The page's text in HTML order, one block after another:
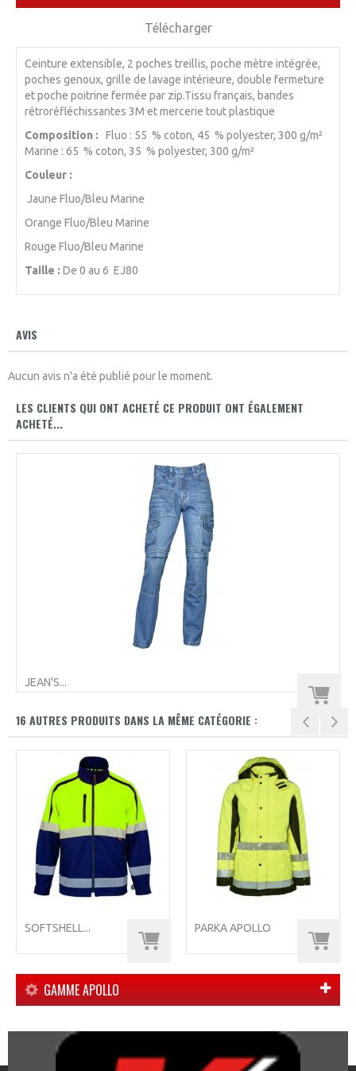
Télécharger
Ceinture extensible, 2 poches treillis, poche mètre intégrée,
poches genoux, grille de lavage intérieure, double fermeture
et poche poitrine fermée par zip.Tissu français, bandes
rétroréfléchissantes 3M et mercerie tout plastique
Composition :
Fluo : 55 % coton, 45 % polyester, 300 g/m²
Marine : 65 % coton, 35 % polyester, 300 g/m²
Couleur :
Jaune Fluo/Bleu Marine
Orange Fluo/Bleu Marine
Rouge Fluo/Bleu Marine
Taille : De 0 au 6 EJ80
AVIS
Aucun avis n'a été publié pour le moment.
LES CLIENTS QUI ONT ACHETÉ CE PRODUIT ONT ÉGALEMENT
ACHETÉ...
JEAN'S...
16 AUTRES PRODUITS DANS LA MÊME CATÉGORIE :
SOFTSHELL... PARKA APOLLO
GAMME APOLLO